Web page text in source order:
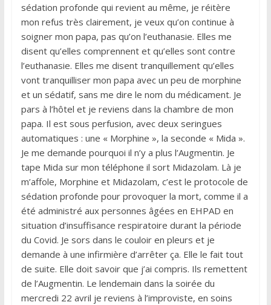
sédation profonde qui revient au même, je réitère
mon refus très clairement, je veux qu’on continue à
soigner mon papa, pas qu’on l’euthanasie. Elles me
disent qu’elles comprennent et qu’elles sont contre
l’euthanasie. Elles me disent tranquillement qu’elles
vont tranquilliser mon papa avec un peu de morphine
et un sédatif, sans me dire le nom du médicament. Je
pars à l’hôtel et je reviens dans la chambre de mon
papa. Il est sous perfusion, avec deux seringues
automatiques : une « Morphine », la seconde « Mida ».
Je me demande pourquoi il n’y a plus l’Augmentin. Je
tape Mida sur mon téléphone il sort Midazolam. Là je
m’affole, Morphine et Midazolam, c’est le protocole de
sédation profonde pour provoquer la mort, comme il a
été administré aux personnes âgées en EHPAD en
situation d’insuffisance respiratoire durant la période
du Covid. Je sors dans le couloir en pleurs et je
demande à une infirmière d’arrêter ça. Elle le fait tout
de suite. Elle doit savoir que j’ai compris. Ils remettent
de l’Augmentin. Le lendemain dans la soirée du
mercredi 22 avril je reviens à l’improviste, en soins